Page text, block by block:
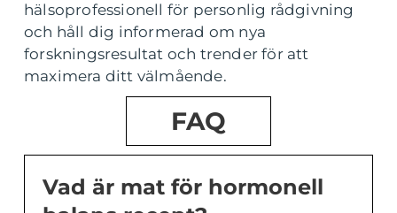
hälsoprofessionell för personlig rådgivning
och håll dig informerad om nya
forskningsresultat och trender för att
maximera ditt välmående.
FAQ
Vad är mat för hormonell